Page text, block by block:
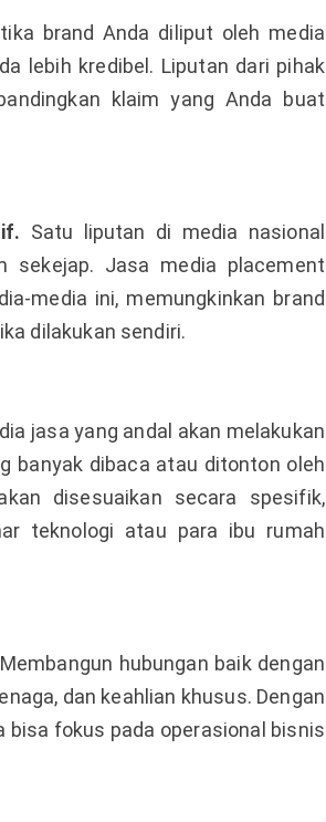
brand Anda diliput oleh media
lebih kredibel. Liputan dari pihak
klaim yang Anda buat
Satu liputan di media nasional
sekejap. Jasa media placement
media ini, memungkinkan brand
dilakukan sendiri.
jasa yang andal akan melakukan
banyak dibaca atau ditonton oleh
disesuaikan secara spesifik,
teknologi atau para ibu rumah
Membangun hubungan baik dengan
dan keahlian khusus. Dengan
bisa fokus pada operasional bisnis